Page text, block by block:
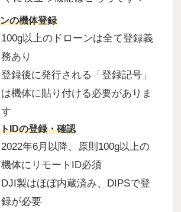
の機体登録
100g以上のドローンは全て登録義
務あり
登録後に発行される「登録記号」
は機体に貼り付ける必要がありま
す
IDの登録・確認
2022年6月以降、原則 100g以上の
機体にリモート ID必須
DJI製はほぼ内蔵済み、 DIPSで登
録が必要